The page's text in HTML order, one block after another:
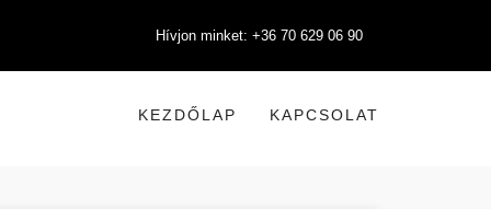
Hívjon minket: +36 70 629 06 90
KEZDŐLAP KAPCSOLAT